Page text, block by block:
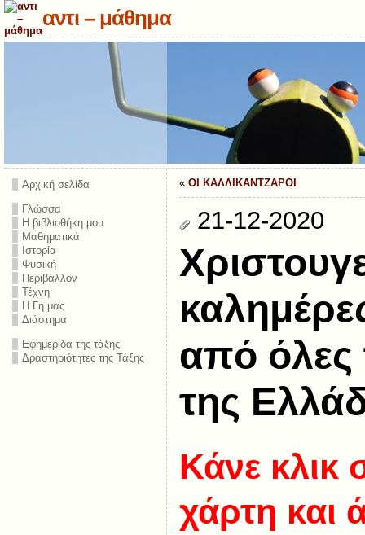
αντι – μάθημα
Αρχική σελίδα
Γλώσσα
Η βιβλιοθήκη μου
Μαθηματικά
Ιστορία
Φυσική
Περιβάλλον
Τέχνη
Η Γη μας
Διάστημα
Εφημερίδα της τάξης
Δραστηριότητες της Τάξης
« ΟΙ ΚΑΛΛΙΚΑΝΤΖΑΡΟΙ
21-12-2020
από όλες
της
Κάνε κλικ
χάρτη και